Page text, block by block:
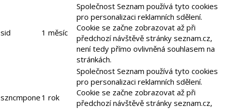
sid 1 měsíc
Společnost Seznam používá tyto cookies
pro personalizaci reklamních sdělení.
Cookie se začne zobrazovat až při
předchozí návštěvě stránky seznam.cz,
není tedy přímo ovlivněná souhlasem na
stránkách.
szncmpone 1 rok
Společnost Seznam používá tyto cookies
pro personalizaci reklamních sdělení.
Cookie se začne zobrazovat až při
předchozí návštěvě stránky seznam.cz,